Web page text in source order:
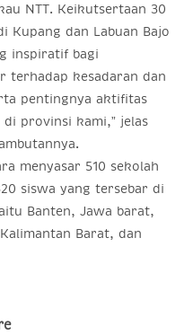
NTT. Keikutsertaan 30
Kupang dan Labuan Bajo
inspiratif bagi
terhadap kesadaran dan
pentingnya aktifitas
provinsi kami,” jelas
menyasar 510 sekolah
siswa yang tersebar di
Banten, Jawa barat,
Barat, dan